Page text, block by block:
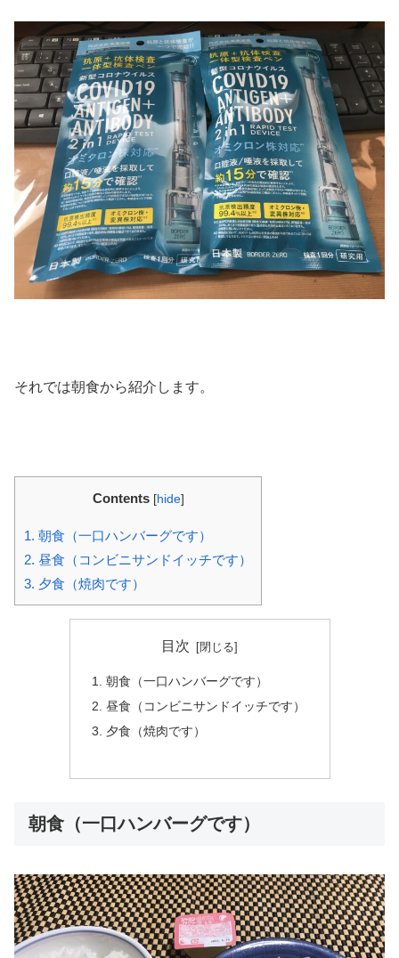
それでは朝食から紹介します。
Contents [hide]
1. 朝食（一口ハンバーグです）
2. 昼食（コンビニサンドイッチです）
3. 夕食（焼肉です）
目次
朝食（一口ハンバーグです）
昼食（コンビニサンドイッチです）
夕食（焼肉です）
朝食（一口ハンバーグです）